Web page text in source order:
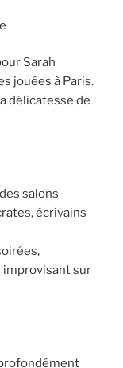
Sarah
jouées à Paris.
délicatesse de
salons
écrivains
sur